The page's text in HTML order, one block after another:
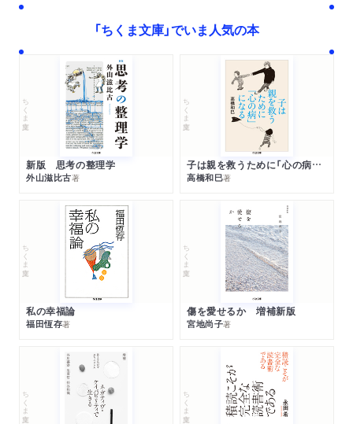
「ちくま文庫」でいま人気の本
ちくま文庫
新版 思考の整理学
外山滋比古著
ちくま文庫
子は親を救うために「心の病」になる
高橋和巳著
ちくま文庫
私の幸福論
福田恆存著
ちくま文庫
傷を愛せるか 増補新版
宮地尚子著
ちくま文庫 ちくま文庫